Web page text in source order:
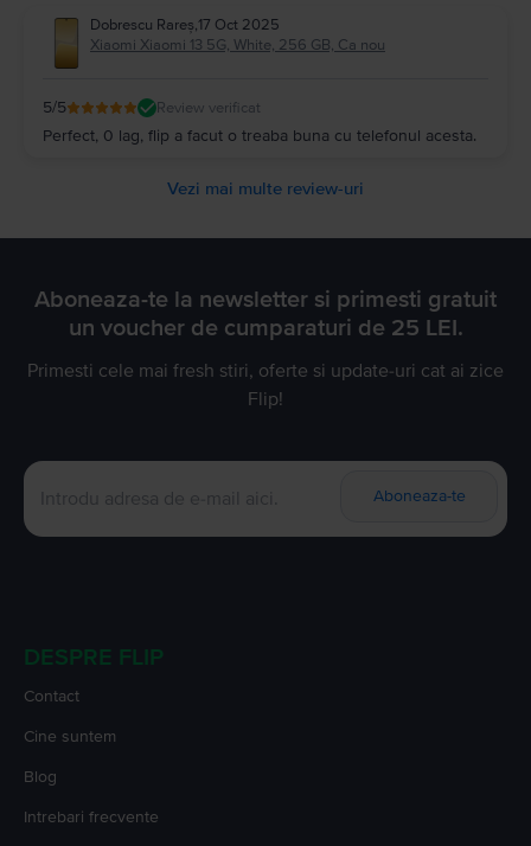
Dobrescu Rareș,17 Oct 2025
Xiaomi Xiaomi 13 5G, White, 256 GB, Ca nou
5/5 Review verificat
Perfect, 0 lag, flip a facut o treaba buna cu telefonul acesta.
Vezi mai multe review-uri
Aboneaza-te la newsletter si primesti gratuit
un voucher de cumparaturi de 25 LEI.
Primesti cele mai fresh stiri, oferte si update-uri cat ai zice
Flip!
Aboneaza-te
DESPRE FLIP
Contact
Cine suntem
Blog
Intrebari frecvente